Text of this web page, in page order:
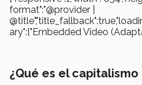
format":"@provider |
ary":["Embedded Video
¿Qué es el